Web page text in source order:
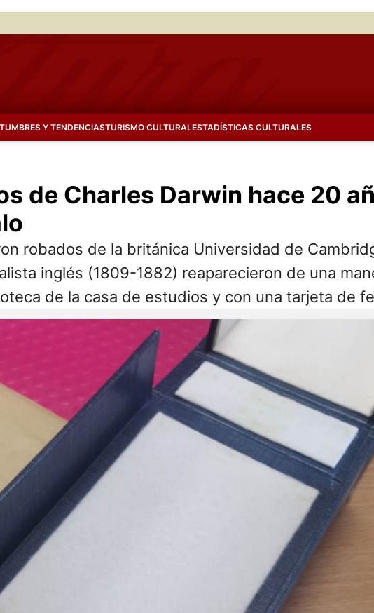
Y TENDENCIASTURISMO CULTURALESTADÍSTICAS CULTURALES
de Charles Darwin hace 20
robados de la británica Universidad de
inglés (1809-1882) reaparecieron de una
de la casa de estudios y con una tarjeta de